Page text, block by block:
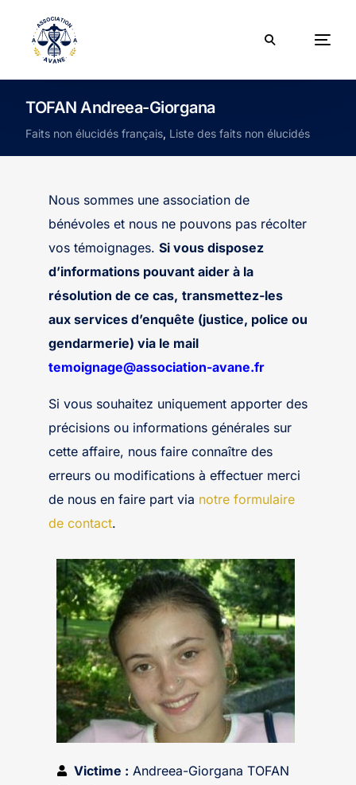
TOFAN Andreea-Giorgana
Faits non élucidés français, Liste des faits non élucidés
Nous sommes une association de
bénévoles et nous ne pouvons pas récolter
vos témoignages. Si vous disposez
d’informations pouvant aider à la
résolution de ce cas, transmettez-les
aux services d’enquête (justice, police ou
gendarmerie) via le mail
temoignage@association-avane.fr
Si vous souhaitez uniquement apporter des
précisions ou informations générales sur
cette affaire, nous faire connaître des
erreurs ou modifications à effectuer merci
de nous en faire part via notre formulaire
de contact.
Victime : Andreea-Giorgana TOFAN